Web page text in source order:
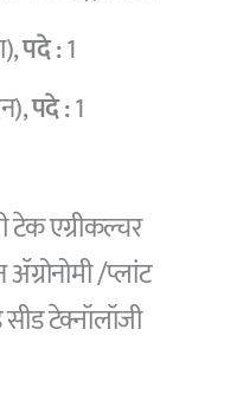
पदे :1
पदे :1
टेक एग्रीकल्चर
/प्लांट
टेक्नॉलॉजी